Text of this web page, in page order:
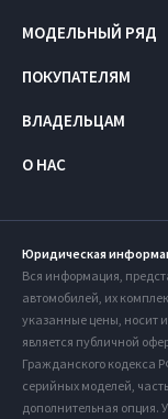
МОДЕЛЬНЫЙ РЯД
ПОКУПАТЕЛЯМ
ВЛАДЕЛЬЦАМ
О НАС
Юридическая
Вся информация,
автомобилей, их
указанные цены, носит
является публичной
Гражданского кодекса
серийных моделей,
дополнительная опция.